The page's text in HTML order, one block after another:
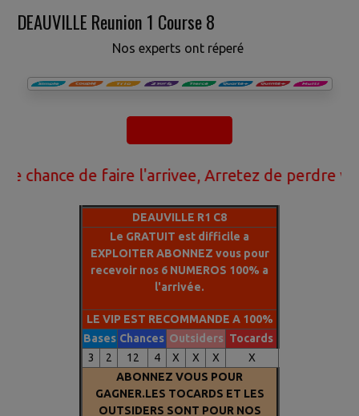
DEAUVILLE Reunion 1 Course 8
Nos experts ont réperé
de faire l'arrivee, Arretez de perdre
DEAUVILLE R1 C8
Le GRATUIT est difficile a
EXPLOITER ABONNEZ vous pour
recevoir nos 6 NUMEROS 100% a
l'arrivée.
LE VIP EST RECOMMANDE A 100%
Bases Chances Outsiders Tocards
3
2 12 4 X X X
X
ABONNEZ VOUS POUR
GAGNER.LES TOCARDS ET LES
OUTSIDERS SONT POUR NOS